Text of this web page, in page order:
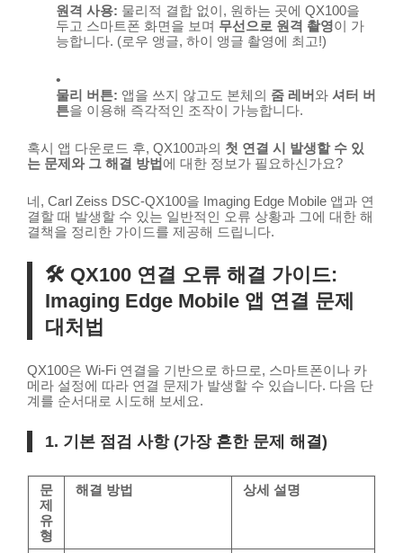
원격 사용: 물리적 결합 없이, 원하는 곳에 QX100을
두고 스마트폰 화면을 보며 무선으로 원격 촬영이 가
능합니다. (로우 앵글, 하이 앵글 촬영에 최고!)
물리 버튼: 앱을 쓰지 않고도 본체의 줌 레버 와 셔터 버
튼을 이용해 즉각적인 조작이 가능합니다.
혹시 앱 다운로드 후, QX100과의 첫 연결 시 발생할 수 있
는 문제와 그 해결 방법 에 대한 정보가 필요하신가요?
네, Carl Zeiss DSC-QX100을 Imaging Edge Mobile 앱과 연
결할 때 발생할 수 있는 일반적인 오류 상황과 그에 대한 해
결책을 정리한 가이드를 제공해 드립니다.
🛠️ QX100 연결 오류 해결 가이드:
Imaging Edge Mobile 앱 연결 문제
대처법
QX100은 Wi-Fi 연결을 기반으로 하므로, 스마트폰이나 카
메라 설정에 따라 연결 문제가 발생할 수 있습니다. 다음 단
계를 순서대로 시도해 보세요.
1. 기본 점검 사항 (가장 흔한 문제 해결)
문
제
유
형
해결 방법 상세 설명